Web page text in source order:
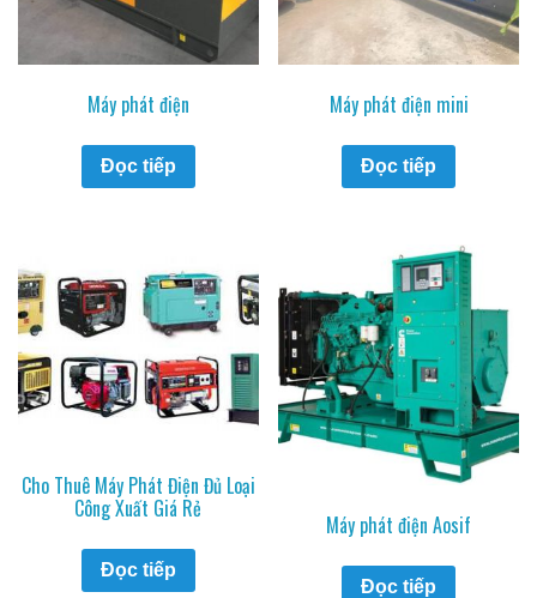
Máy phát điện
Đọc tiếp
Máy phát điện mini
Đọc tiếp
Cho Thuê Máy Phát Điện Đủ Loại
Công Xuất Giá Rẻ
Đọc tiếp
Máy phát điện Aosif
Đọc tiếp